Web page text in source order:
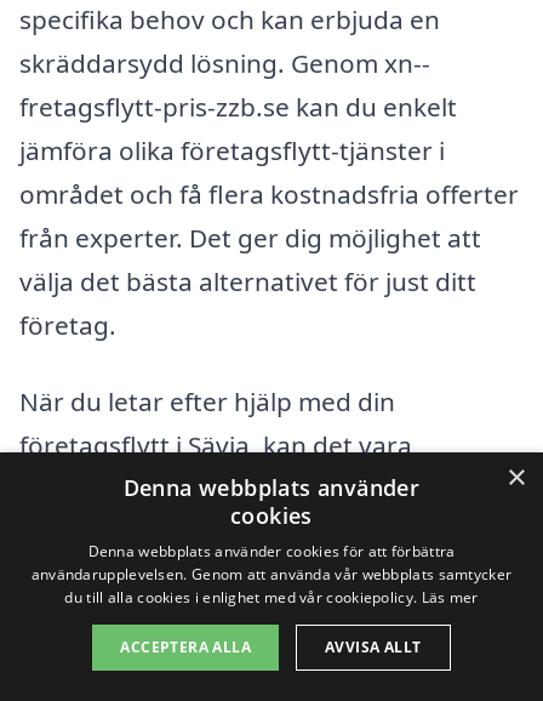
specifika behov och kan erbjuda en
skräddarsydd lösning. Genom xn--
fretagsflytt-pris-zzb.se kan du enkelt
jämföra olika företagsflytt-tjänster i
området och få flera kostnadsfria offerter
från experter. Det ger dig möjlighet att
välja det bästa alternativet för just ditt
företag.
När du letar efter hjälp med din
företagsflytt i Sävja, kan det vara
fördelaktigt att också överväga företag i
närliggande städer. Här är några
stadserbjudanden att tänka på:
Uppsala
×
Denna webbplats använder
cookies
Denna webbplats använder cookies för att förbättra
användarupplevelsen. Genom att använda vår webbplats samtycker
du till alla cookies i enlighet med vår cookiepolicy. Läs mer
ACCEPTERA ALLA AVVISA ALLT